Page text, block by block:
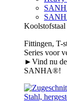
Koolstofstaal
Fittingen, T-
Series voor
►Vind nu de
SANHA®!